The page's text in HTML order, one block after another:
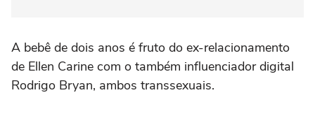
A bebê de dois anos é fruto do ex-relacionamento
de Ellen Carine com o também influenciador digital
Rodrigo Bryan, ambos transsexuais.